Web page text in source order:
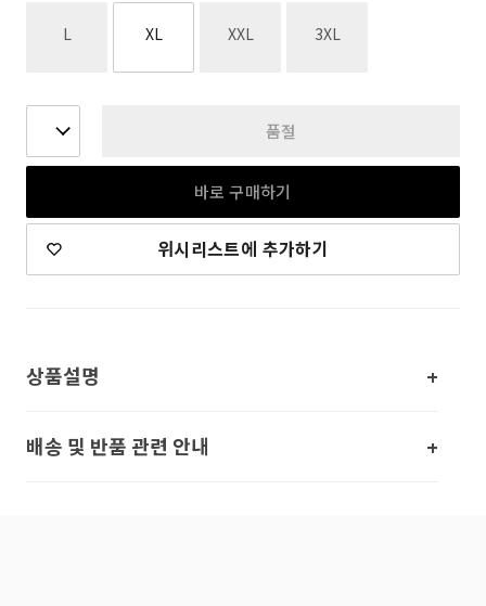
L XL XXL 3XL
품절
바로 구매하기
위시리스트에 추가하기
상품설명
배송 및 반품 관련 안내